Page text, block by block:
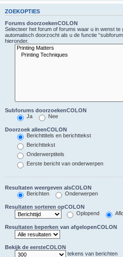
ZOEKOPTIES
Forums doorzoekenCOLON
Selecteer het forum of forums waar u in wenst
automatisch doorzocht als u de functie
hieronder.
Subforums doorzoekenCOLON
Ja
Nee
Doorzoek alleenCOLON
Berichttitels en berichttekst
Berichttekst
Onderwerptitels
Eerste bericht van onderwerpen
Resultaten weergeven alsCOLON
Berichten
Onderwerpen
Resultaten sorteren opCOLON
Oplopend
Resultaten beperken van afgelopenCOLON
Bekijk de eersteCOLON
tekens van berichten